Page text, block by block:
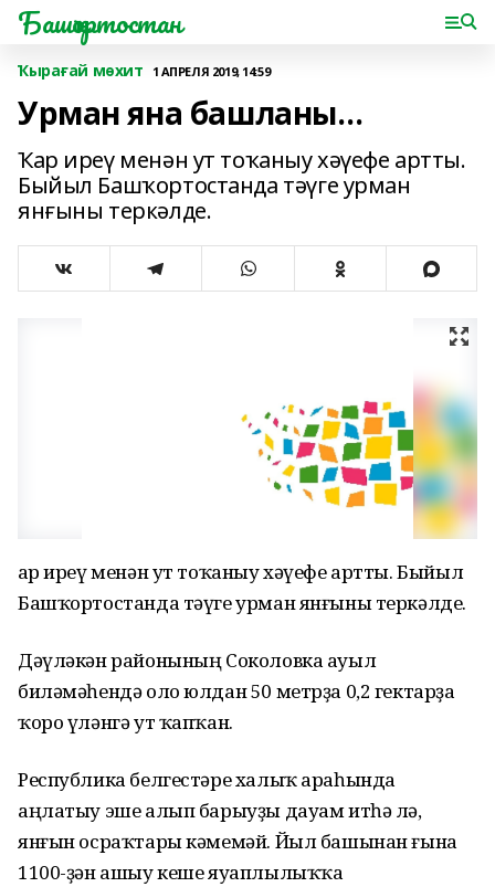
Башҡортостан
Ҡырағай мөхит 1 АПРЕЛЯ 2019, 14:59
Урман яна башланы…
Ҡар иреү менән ут тоҡаныу хәүефе артты.
Быйыл Башҡортостанда тәүге урман
янғыны теркәлде.
Ҡар иреү менән ут тоҡаныу хәүефе артты. Быйыл
Башҡортостанда тәүге урман янғыны теркәлде.
Дәүләкән районының Соколовка ауыл
биләмәһендә оло юлдан 50 метрҙа 0,2 гектарҙа
ҡоро үләнгә ут ҡапҡан.
Республика белгестәре халыҡ араһында
аңлатыу эше алып барыуҙы дауам итһә лә,
янғын осраҡтары кәмемәй. Йыл башынан ғына
1100-ҙән ашыу кеше яуаплылыҡҡа